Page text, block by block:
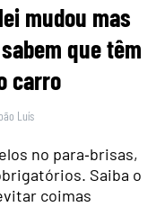
mudou mas
que têm
carro
Luís
no para‑brisas,
Saiba o
coimas